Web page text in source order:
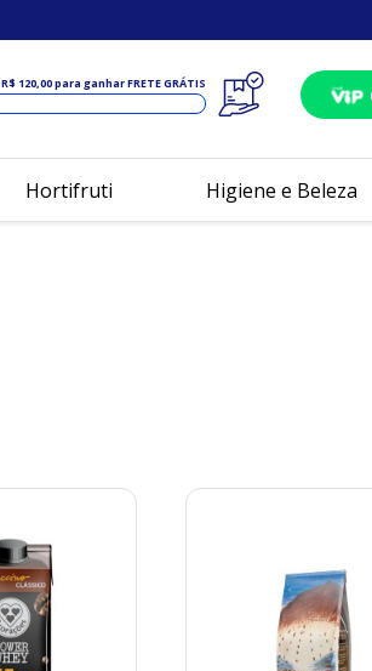
R$ 120,00para ganhar FRETE GRÁTIS
Hortifruti Higiene e Beleza